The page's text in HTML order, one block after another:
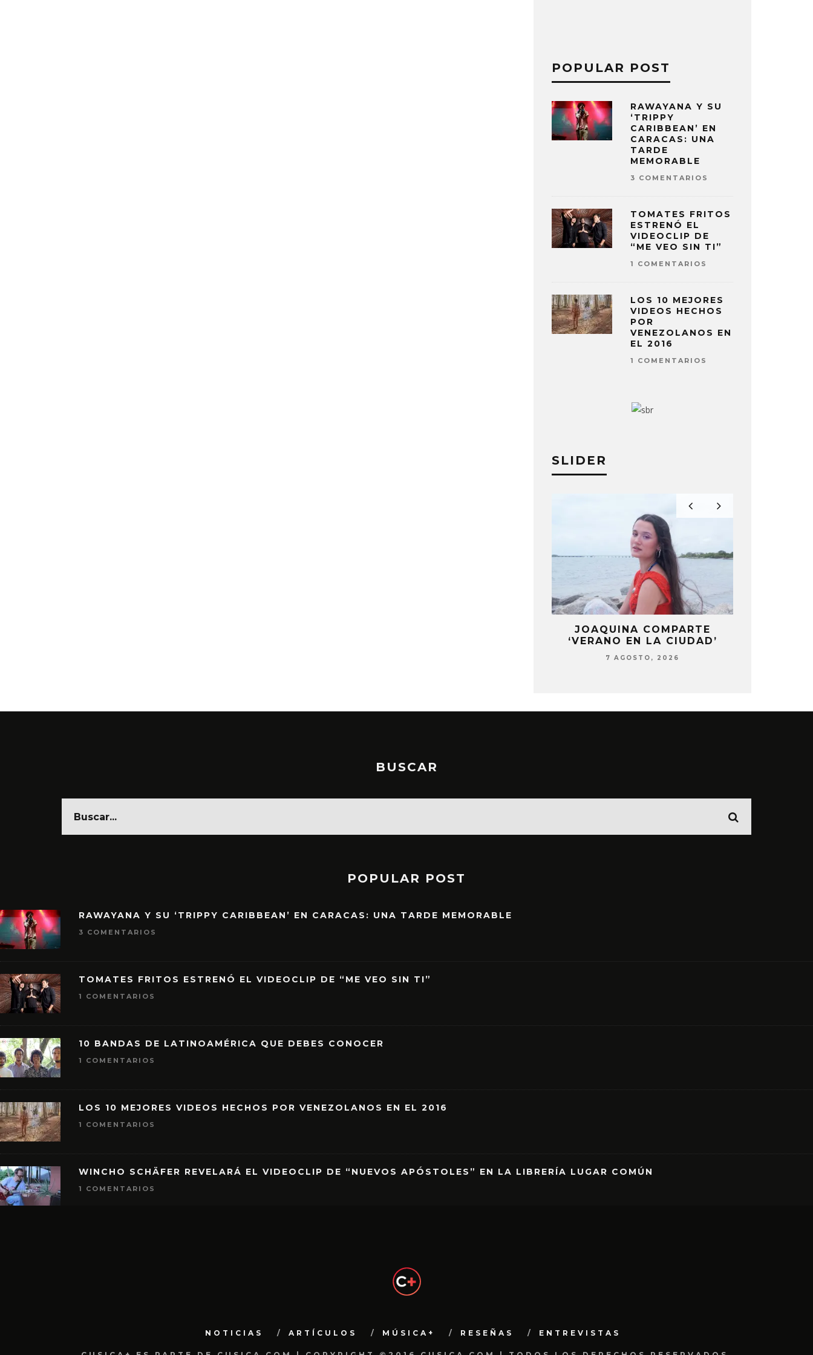
POPULAR POST
RAWAYANA Y SU
‘TRIPPY
CARIBBEAN’ EN
CARACAS: UNA
TARDE
MEMORABLE
3 COMENTARIOS
TOMATES FRITOS
ESTRENÓ EL
VIDEOCLIP DE
“ME VEO SIN TI”
1 COMENTARIOS
LOS 10 MEJORES
VIDEOS HECHOS
POR
VENEZOLANOS EN
EL 2016
1 COMENTARIOS
SLIDER
JOAQUINA COMPARTE
‘VERANO EN LA CIUDAD’
7 AGOSTO, 2026
BUSCAR
POPULAR POST
RAWAYANA Y SU ‘TRIPPY CARIBBEAN’ EN CARACAS: UNA TARDE MEMORABLE
3 COMENTARIOS
TOMATES FRITOS ESTRENÓ EL VIDEOCLIP DE “ME VEO SIN TI”
1 COMENTARIOS
10 BANDAS DE LATINOAMÉRICA QUE DEBES CONOCER
1 COMENTARIOS
LOS 10 MEJORES VIDEOS HECHOS POR VENEZOLANOS EN EL 2016
1 COMENTARIOS
WINCHO SCHÄFER REVELARÁ EL VIDEOCLIP DE “NUEVOS APÓSTOLES” EN LA LIBRERÍA LUGAR COMÚN
1 COMENTARIOS
NOTICIAS ARTÍCULOS MÚSICA+ RESEÑAS ENTREVISTAS